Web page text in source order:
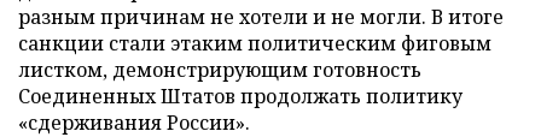
разным причинам не хотели и не могли. В итоге
санкции стали этаким политическим фиговым
листком, демонстрирующим готовность
Соединенных Штатов продолжать политику
«сдерживания России».